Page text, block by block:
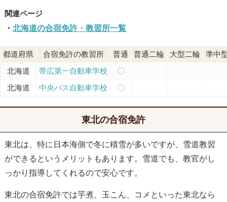
北海道の合宿免許・教習所一覧
都道府県 合宿免許の教習所 普通 普通二輪 大型二輪
準中
北海道
帯広第一自動車学校
〇
北海道
中央バス自動車学校 〇
東北の合宿免許
東北は、特に日本海側で冬に積雪が多いですが、雪道教習
ができるというメリットもあります。雪道でも、教官がし
っかり指導してくれるので安心です。
東北の合宿免許では芋煮、玉こん、コメといった東北なら